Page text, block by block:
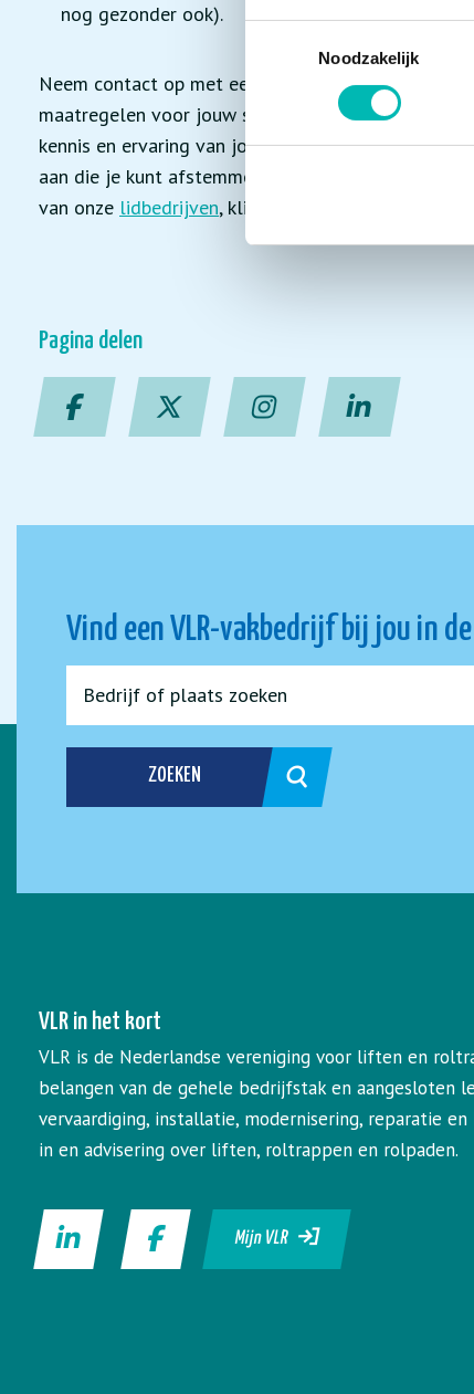
Noodzakelijk
nog gezonder ook).
Neem contact op met een onderhoudsbedrijf om
maatregelen voor jouw situatie te inventariseren.
kennis en ervaring van jouw installatie, zijn snel
aan die je kunt afstemmen op jouw behoefte en
van onze lidbedrijven, klik op PRODUCTEN EN
Pagina delen
Vind een VLR-vakbedrijf bij jou in
ZOEKEN
VLR in het kort
VLR is de Nederlandse vereniging voor liften en
belangen van de gehele bedrijfstak en aangesloten
vervaardiging, installatie, modernisering, reparatie
in en advisering over liften, roltrappen en rolpaden.
Mijn VLR